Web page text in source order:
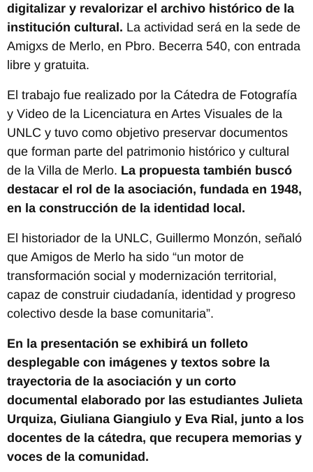
digitalizar y revalorizar el archivo histórico de la
institución cultural. La actividad será en la sede de
Amigxs de Merlo, en Pbro. Becerra 540, con entrada
libre y gratuita.
El trabajo fue realizado por la Cátedra de Fotografía
y Video de la Licenciatura en Artes Visuales de la
UNLC y tuvo como objetivo preservar documentos
que forman parte del patrimonio histórico y cultural
de la Villa de Merlo. La propuesta también buscó
destacar el rol de la asociación, fundada en 1948,
en la construcción de la identidad local.
El historiador de la UNLC, Guillermo Monzón, señaló
que Amigos de Merlo ha sido “un motor de
transformación social y modernización territorial,
capaz de construir ciudadanía, identidad y progreso
colectivo desde la base comunitaria”.
En la presentación se exhibirá un folleto
desplegable con imágenes y textos sobre la
trayectoria de la asociación y un corto
documental elaborado por las estudiantes Julieta
Urquiza, Giuliana Giangiulo y Eva Rial, junto a los
docentes de la cátedra, que recupera memorias y
voces de la comunidad.